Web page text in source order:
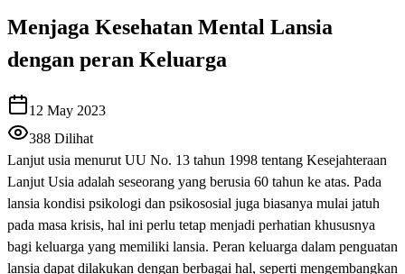
Menjaga Kesehatan Mental Lansia
dengan peran Keluarga
12 May 2023
388 Dilihat
Lanjut usia menurut UU No. 13 tahun 1998 tentang Kesejahteraan
Lanjut Usia adalah seseorang yang berusia 60 tahun ke atas. Pada
lansia kondisi psikologi dan psikososial juga biasanya mulai jatuh
pada masa krisis, hal ini perlu tetap menjadi perhatian khususnya
bagi keluarga yang memiliki lansia. Peran keluarga dalam penguatan
lansia dapat dilakukan dengan berbagai hal, seperti mengembangkan